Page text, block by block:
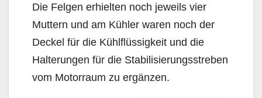
Die Felgen erhielten noch jeweils vier
Muttern und am Kühler waren noch der
Deckel für die Kühlflüssigkeit und die
Halterungen für die Stabilisierungsstreben
vom Motorraum zu ergänzen.